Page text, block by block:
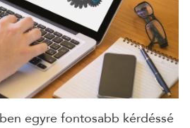
egyre fontosabb kérdéssé